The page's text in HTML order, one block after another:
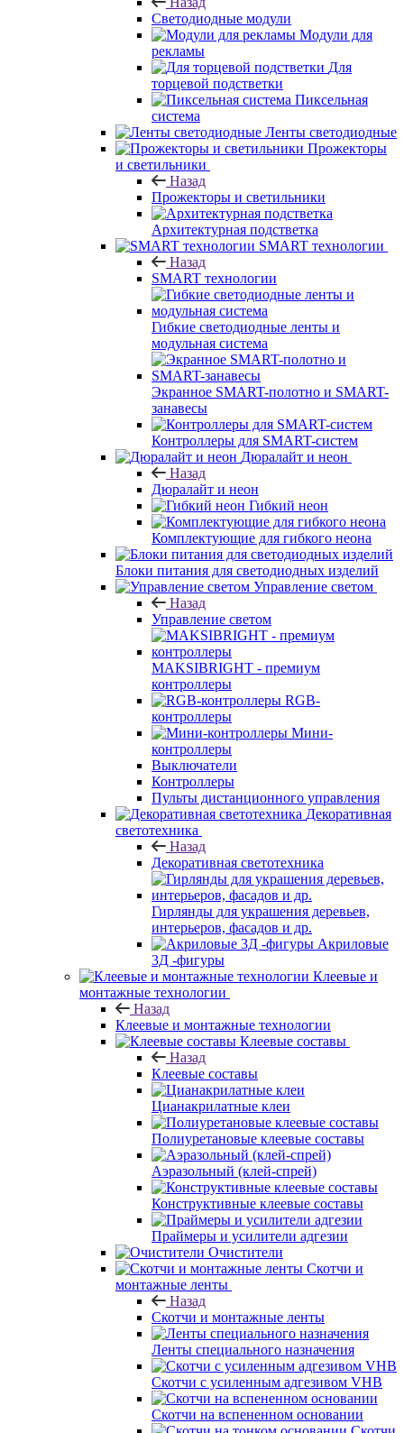
Светодиодные модули
Модули для
рекламы
Для
торцевой подстветки
Пиксельная
система
Ленты светодиодные
Прожекторы
и светильники
Назад
Прожекторы и светильники
Архитектурная подстветка
SMART технологии
Назад
SMART технологии
Гибкие светодиодные ленты и
модульная система
Экранное SMART-полотно и SMART-
занавесы
Контроллеры для SMART-систем
Дюралайт и неон
Назад
Дюралайт и неон
Гибкий неон
Комплектующие для гибкого неона
Блоки питания для светодиодных изделий
Управление светом
Назад
Управление светом
MAKSIBRIGHT - премиум
контроллеры
RGB-
контроллеры
Мини-
контроллеры
Выключатели
Контроллеры
Пульты дистанционного управления
Декоративная
светотехника
Назад
Декоративная светотехника
Гирлянды для украшения деревьев,
интерьеров, фасадов и др.
Акриловые
3Д -фигуры
Клеевые и
монтажные технологии
Назад
Клеевые и монтажные технологии
Клеевые составы
Назад
Клеевые составы
Цианакрилатные клеи
Полиуретановые клеевые составы
Аэразольный (клей-спрей)
Конструктивные клеевые составы
Праймеры и усилители адгезии
Очистители
Скотчи и
монтажные ленты
Назад
Скотчи и монтажные ленты
Ленты специального назначения
Скотчи с усиленным адгезивом VHB
Скотчи на вспененном основании